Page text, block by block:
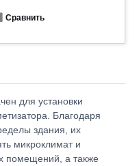
Сравнить
для установки
Благодаря
здания, их
микроклимат и
помещений, а также